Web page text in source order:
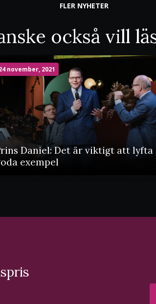
FLER NYHETER
också vill
Daniel: Det är viktigt att lyfta
exempel
november, 2021